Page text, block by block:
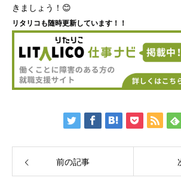
きましょう！😊
リタリコも随時更新しています！！
前の記事